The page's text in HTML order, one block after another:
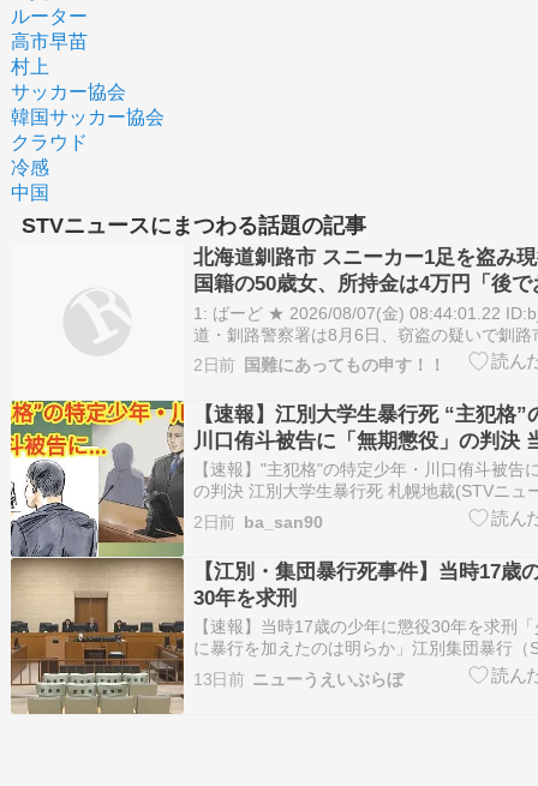
ルーター
高市早苗
村上
サッカー協会
韓国サッカー協会
クラウド
冷感
中国
STVニュースにまつわる話題の記事
北海道釧路市 スニーカー1足を盗み
国籍の50歳女、所持金は4万円「後
ば許されると思った」[8/7]
1: ばーど ★ 2026/08/07(金) 08:44:01.22
道・釧路警察署は8月6日、窃盗の疑いで釧路
の女（50）を現行犯逮捕しました。 女は6日
釧路市昭和中央にある商業施設のリサイクル
ークマンのス…
2日前 国難にあってもの申す！！
【速報】江別大学生暴行死 “主犯格”
川口侑斗被告に「無期懲役」の判決
に「懲役30年」の判決
【速報】"主犯格"の特定少年・川口侑斗被告
の判決 江別大学生暴行死 札幌地裁(STVニュ
Yahoo!ニュース 【速報】"主犯格"の特定少
「無期懲役」の判決 江別大学生暴行死 札幌
ス北海道) Yahoo!ニュース …
2日前 ba_san90
【江別・集団暴行死事件】当時17歳
30年を求刑
【速報】当時17歳の少年に懲役30年を求刑
に暴行を加えたのは明らか」江別集団暴行（
海道） - Yahoo!ニュース 【速報】当時17歳
年を求刑「少年が主体的に暴行を加えたのは
13日前 ニューうえいぶらぼ